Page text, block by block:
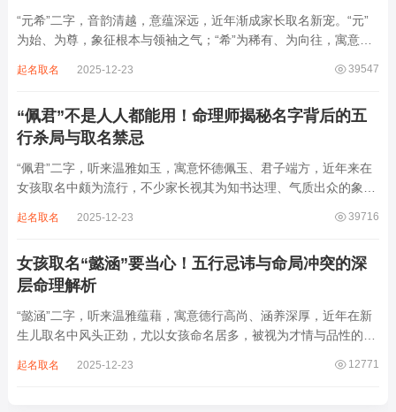
“元希”二字，音韵清越，意蕴深远，近年渐成家长取名新宠。“元”
为始、为尊，象征根本与领袖之气；“希”为稀有、为向往，寓意卓
象。然姓名非止文雅，实为命理气场之枢纽。一字之选，关乎运途
39547
起名取名 2025-12-23
“佩君”不是人人都能用！命理师揭秘名字背后的五
行杀局与取名禁忌
“佩君”二字，听来温雅如玉，寓意怀德佩玉、君子端方，近年来在
女孩取名中颇为流行，不少家长视其为知书达理、气质出众的象
察“佩君”之象，实藏金气过旺、木土受制之局，若不顾命主五行强
39716
起名取名 2025-12-23
女孩取名“懿涵”要当心！五行忌讳与命局冲突的深
层命理解析
“懿涵”二字，听来温雅蕴藉，寓意德行高尚、涵养深厚，近年在新
生儿取名中风头正劲，尤以女孩命名居多，被视为才情与品性的完
也如逆水行舟，徒增心力。细察“懿涵”之象，实藏水势泛滥、土崩
12771
起名取名 2025-12-23